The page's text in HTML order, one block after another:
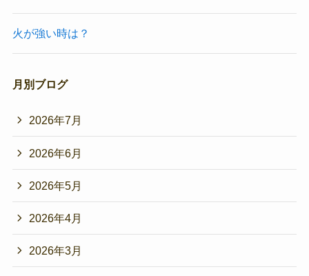
火が強い時は？
月別ブログ
2026年7月
2026年6月
2026年5月
2026年4月
2026年3月